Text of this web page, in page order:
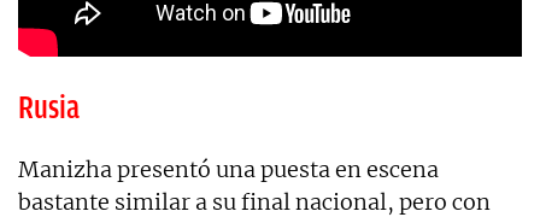
Rusia
Manizha presentó una puesta en escena
bastante similar a su final nacional, pero con